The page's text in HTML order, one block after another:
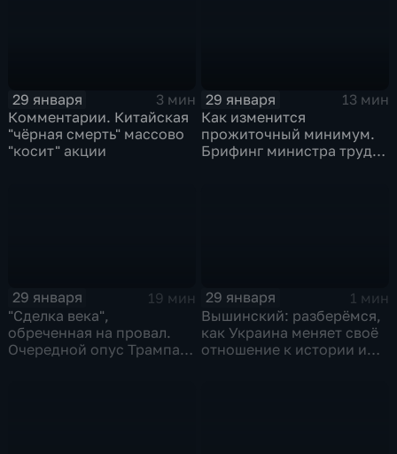
29 января
3 мин
Комментарии. Китайская
"чёрная смерть" массово
"косит" акции
29 января
13 мин
Как изменится
прожиточный минимум.
Брифинг министра труда
29 января
19 мин
"Сделка века",
обреченная на провал.
Очередной опус Трампа.
29 января
1 мин
Вышинский: разберёмся,
как Украина меняет своё
отношение к истории и